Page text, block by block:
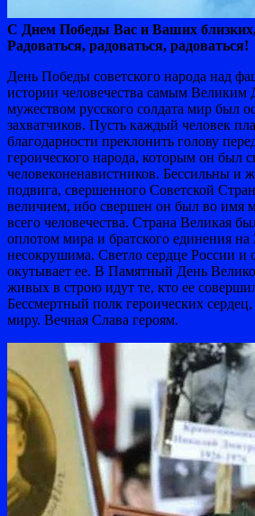
С Днем Победы Вас и Ваших близких,
Радоваться, радоваться, радоваться!
День Победы советского народа над
истории человечества самым
мужеством русского солдата мир был
захватчиков. Пусть каждый человек
благодарности преклонить голову
героического народа, которым он был
человеконенавистников. Бессильны и
подвига, свершенного Советской
величием, ибо свершен он был во имя
всего человечества. Страна Великая
оплотом мира и братского единения
несокрушима. Светло сердце России и
окутывает ее. В Памятный День
живых в строю идут те, кто ее
Бессмертный полк героических
миру. Вечная Слава героям.